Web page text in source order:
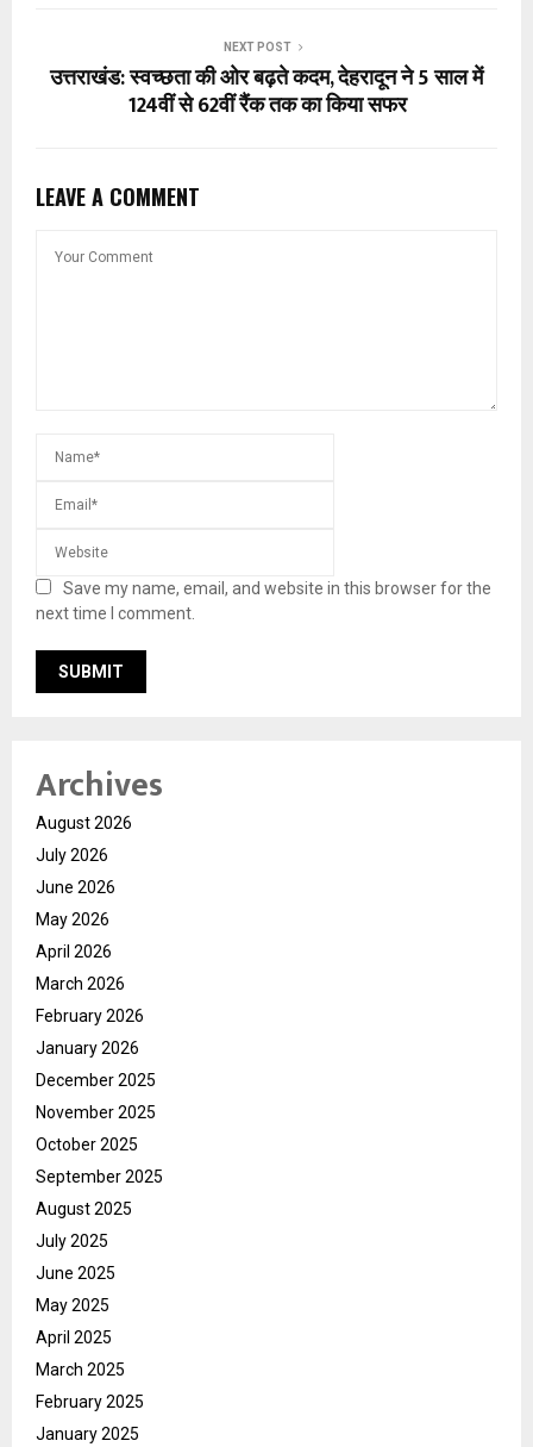
NEXT POST
उत्तराखंड: स्वच्छता की ओर बढ़ते कदम, देहरादून ने 5 साल में
124वीं से 62वीं रैंक तक का किया सफर
LEAVE A COMMENT
Save my name, email, and website in this browser for the
next time I comment.
Archives
August 2026
July 2026
June 2026
May 2026
April 2026
March 2026
February 2026
January 2026
December 2025
November 2025
October 2025
September 2025
August 2025
July 2025
June 2025
May 2025
April 2025
March 2025
February 2025
January 2025